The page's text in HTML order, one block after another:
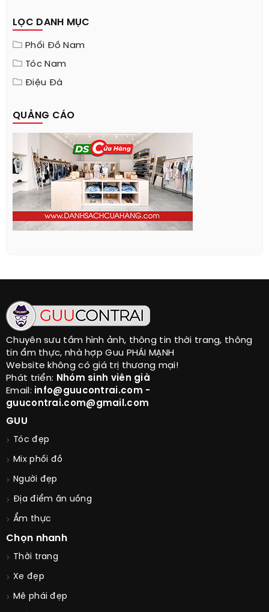
LỌC DANH MỤC
Phối Đồ Nam
Tóc Nam
Điệu Đà
QUẢNG CÁO
Chuyên sưu tầm hình ảnh, thông tin thời trang, thông
tin ẩm thực, nhà hợp Guu PHÁI MẠNH
Website không có giá trị thương mại!
Phát triển: Nhóm sinh viên già
Email: info@guucontrai.com -
guucontrai.com@gmail.com
GUU
Tóc đẹp
Mix phối đồ
Người đẹp
Địa điểm ăn uống
Ẩm thực
Chọn nhanh
Thời trang
Xe đẹp
Mê phái đẹp